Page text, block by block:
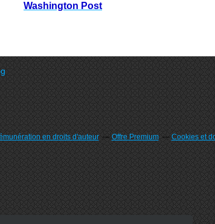
Washington Post
en droits d'auteur Offre Premium
Cookies et